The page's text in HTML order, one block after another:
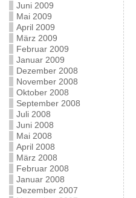
Juni 2009
Mai 2009
April 2009
März 2009
Februar 2009
Januar 2009
Dezember 2008
November 2008
Oktober 2008
September 2008
Juli 2008
Juni 2008
Mai 2008
April 2008
März 2008
Februar 2008
Januar 2008
Dezember 2007